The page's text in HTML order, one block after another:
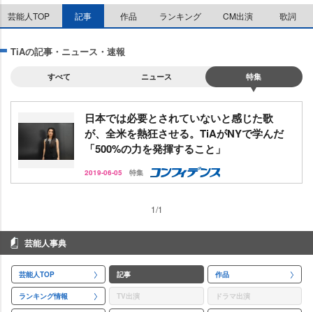
芸能人TOP 記事 作品 ランキング CM出演 歌詞
TiAの記事・ニュース・速報
すべて ニュース 特集
日本では必要とされていないと感じた歌
が、全米を熱狂させる。TiAがNYで学んだ
「500%の力を発揮すること」
2019-06-05 特集
1/1
芸能人事典
芸能人TOP 記事 作品
ランキング情報 TV出演 ドラマ出演